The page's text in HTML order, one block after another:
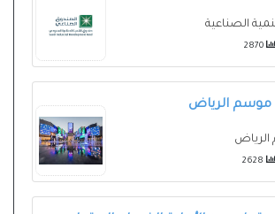
الصناعية
الرياض